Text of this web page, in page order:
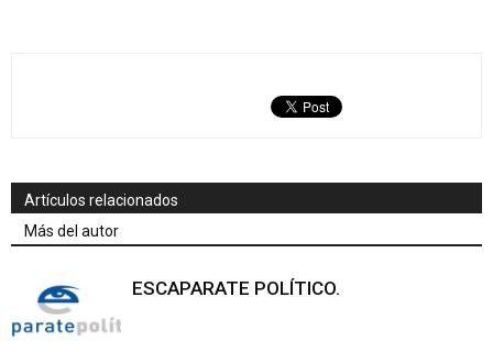
Artículos relacionados
Más del autor
ESCAPARATE POLÍTICO.